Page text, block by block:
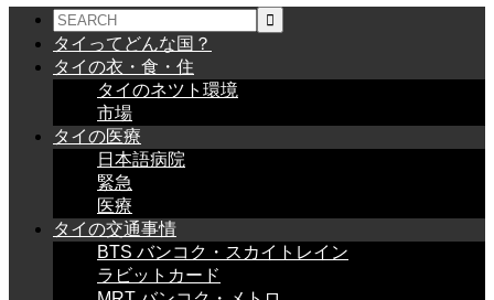
タイってどんな国？
タイの衣・食・住
タイのネツト環境
市場
タイの医療
日本語病院
緊急
医療
タイの交通事情
BTS バンコク・スカイトレイン
ラビットカード